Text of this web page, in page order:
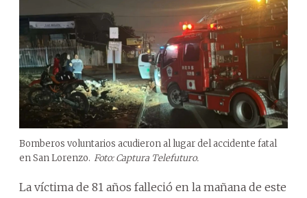
Bomberos voluntarios acudieron al lugar del accidente fatal
en San Lorenzo. Foto: Captura Telefuturo.
La víctima de 81 años falleció en la mañana de este